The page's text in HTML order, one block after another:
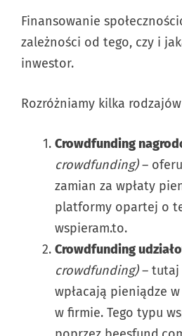
Finansowanie
zależności od tego, czy i
inwestor.
Rozróżniamy kilka
Crowdfunding
crowdfunding)–
zamian za wpłaty
platformy opartej o
wspieram.to.
Crowdfunding
crowdfunding)– tutaj
wpłacają pieniądze
w firmie. Tego typu